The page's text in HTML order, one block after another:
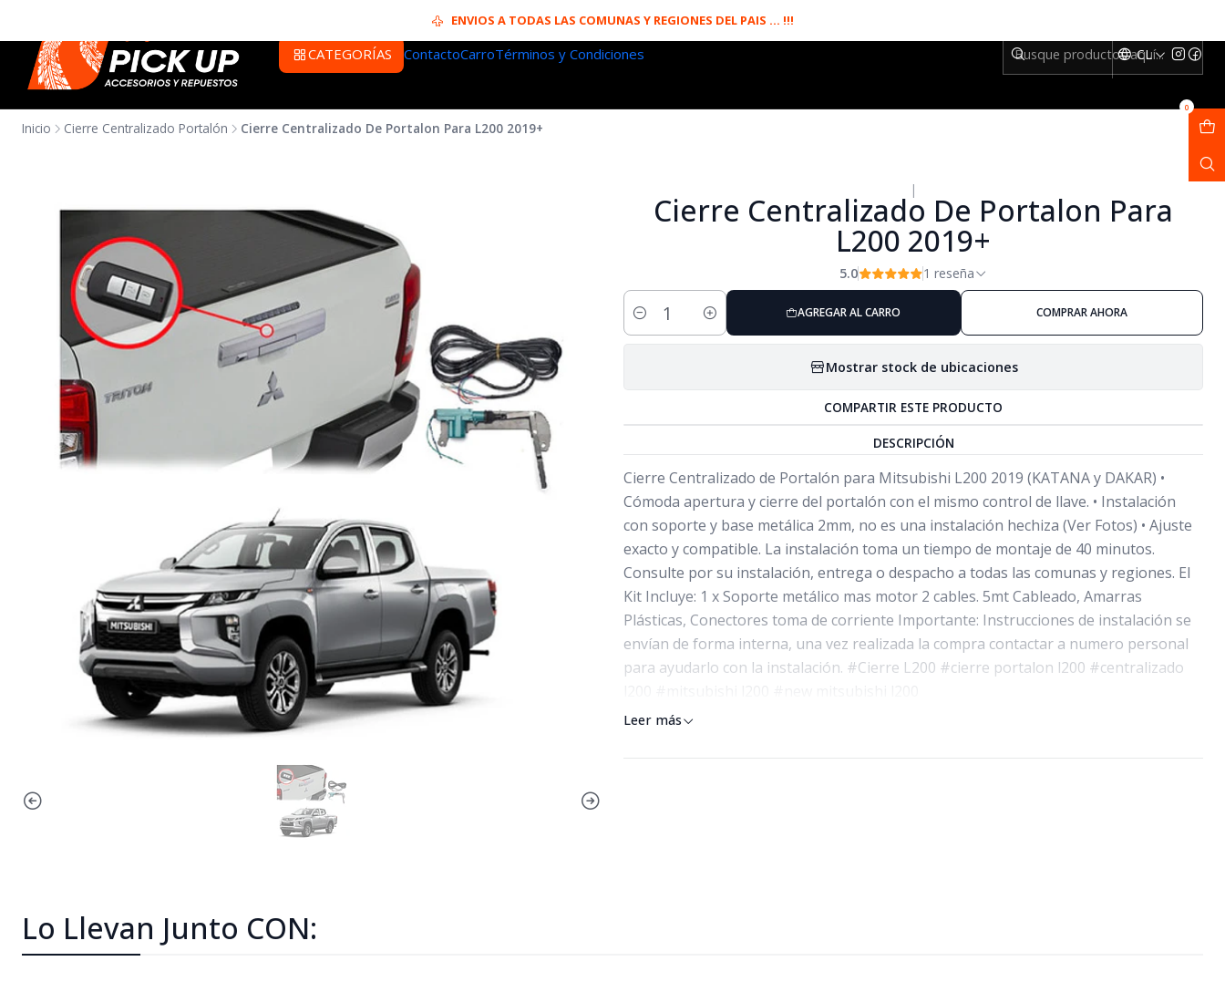
CATEGORÍAS ContactoCarroTérminos y Condiciones CL
0
ENVIOS A TODAS LAS COMUNAS Y REGIONES DEL PAIS ... !!!
Inicio Cierre Centralizado Portalón Cierre Centralizado De Portalon Para L200 2019+
|
Cierre Centralizado De Portalon Para
L200 2019+
5.0 1 reseña
Cantidad
AGREGAR AL CARRO COMPRAR AHORA
Mostrar stock de ubicaciones
COMPARTIR ESTE PRODUCTO
DESCRIPCIÓN
Cierre Centralizado de Portalón para Mitsubishi L200 2019 (KATANA y DAKAR) •
Cómoda apertura y cierre del portalón con el mismo control de llave. • Instalación
con soporte y base metálica 2mm, no es una instalación hechiza (Ver Fotos) • Ajuste
exacto y compatible. La instalación toma un tiempo de montaje de 40 minutos.
Consulte por su instalación, entrega o despacho a todas las comunas y regiones. El
Kit Incluye: 1 x Soporte metálico mas motor 2 cables. 5mt Cableado, Amarras
Plásticas, Conectores toma de corriente Importante: Instrucciones de instalación se
envían de forma interna, una vez realizada la compra contactar a numero personal
para ayudarlo con la instalación. #Cierre L200 #cierre portalon l200 #centralizado
Leer más
Lo Llevan Junto CON: